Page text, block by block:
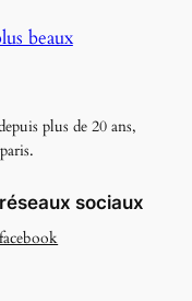
beaux
plus de 20 ans,
réseaux sociaux
facebook